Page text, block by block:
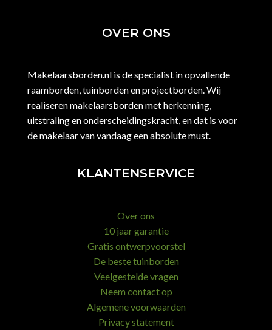
OVER ONS
Makelaarsborden.nl is de specialist in opvallende
raamborden, tuinborden en projectborden. Wij
realiseren makelaarsborden met herkenning,
uitstraling en onderscheidingskracht, en dat is voor
de makelaar van vandaag een absolute must.
KLANTENSERVICE
Over ons
10 jaar garantie
Gratis ontwerpvoorstel
De beste tuinborden
Veelgestelde vragen
Neem contact op
Algemene voorwaarden
Privacy statement